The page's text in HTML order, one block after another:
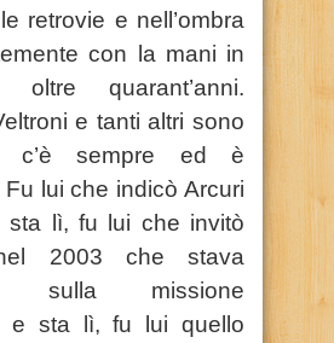
retrovie e nell’ombra
con la mani in
quarant’anni.
e tanti altri sono
c’è sempre ed è
lui che indicò Arcuri
sta lì, fu lui che invitò
2003 che stava
sulla missione
e sta lì, fu lui quello